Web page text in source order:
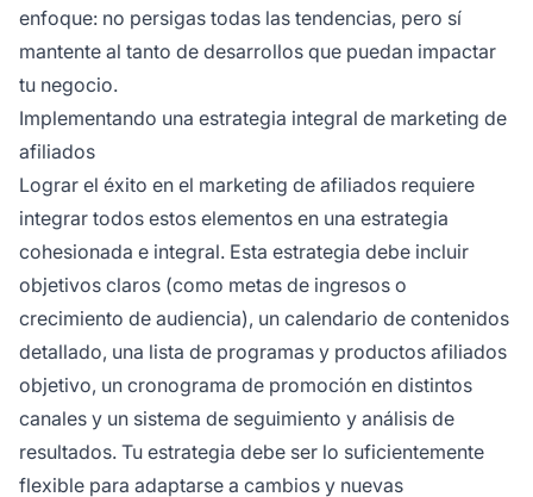
enfoque: no persigas todas las tendencias, pero sí
mantente al tanto de desarrollos que puedan impactar
tu negocio.
Implementando una estrategia integral de marketing de
afiliados
Lograr el éxito en el marketing de afiliados requiere
integrar todos estos elementos en una estrategia
cohesionada e integral. Esta estrategia debe incluir
objetivos claros (como metas de ingresos o
crecimiento de audiencia), un calendario de contenidos
detallado, una lista de programas y productos afiliados
objetivo, un cronograma de promoción en distintos
canales y un sistema de seguimiento y análisis de
resultados. Tu estrategia debe ser lo suficientemente
flexible para adaptarse a cambios y nuevas